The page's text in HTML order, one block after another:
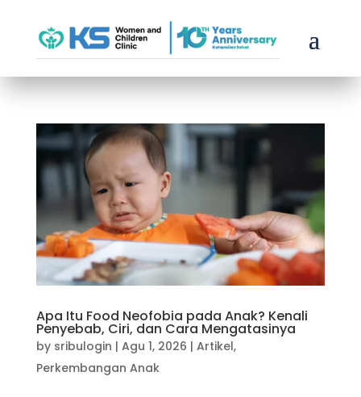
Apa Itu Food Neofobia pada Anak? Kenali
Penyebab, Ciri, dan Cara Mengatasinya
by sribulogin | Agu 1, 2026 | Artikel,
Perkembangan Anak